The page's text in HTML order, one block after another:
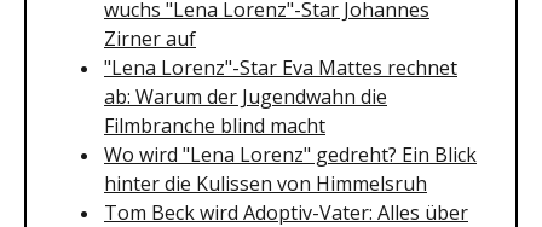
wuchs "Lena Lorenz"-Star Johannes
Zirner auf
"Lena Lorenz"-Star Eva Mattes rechnet
ab: Warum der Jugendwahn die
Filmbranche blind macht
Wo wird "Lena Lorenz" gedreht? Ein Blick
hinter die Kulissen von Himmelsruh
Tom Beck wird Adoptiv-Vater: Alles über